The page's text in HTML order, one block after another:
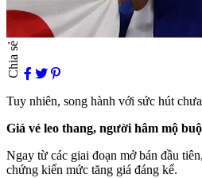
Chia sẻ
Tuy nhiên, song hành với sức hút
Giá vé leo thang, người hâm mộ
Ngay từ các giai đoạn mở bán đầu
chứng kiến mức tăng giá đáng kể.